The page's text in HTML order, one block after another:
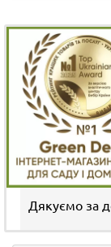
Дякуємо за